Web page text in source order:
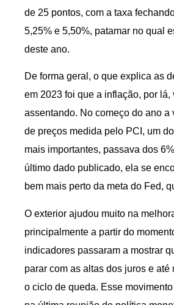
de 25 pontos, com a taxa
5,25% e 5,50%, patamar no qual
deste ano.
De forma geral, o que explica as
em 2023 foi que a inflação, por lá,
assentando. No começo do ano a
de preços medida pelo PCI, um
mais importantes, passava dos
último dado publicado, ela se
bem mais perto da meta do Fed,
O exterior ajudou muito na
principalmente a partir do
indicadores passaram a mostrar
parar com as altas dos juros e até
o ciclo de queda. Esse